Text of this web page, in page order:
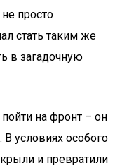
просто
стать таким же
в загадочную
на фронт – он
условиях особого
и превратили